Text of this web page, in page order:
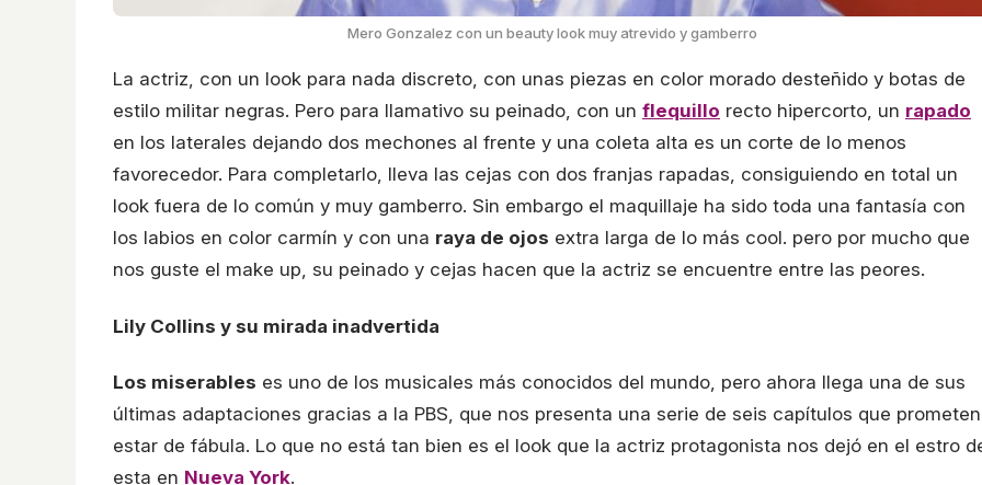
Mero Gonzalez con un beauty look muy atrevido y gamberro
La actriz, con un look para nada discreto, con unas piezas en color morado desteñido y botas de
estilo militar negras. Pero para llamativo su peinado, con un flequillo recto hipercorto, un rapado
en los laterales dejando dos mechones al frente y una coleta alta es un corte de lo menos
favorecedor. Para completarlo, lleva las cejas con dos franjas rapadas, consiguiendo en total un
look fuera de lo común y muy gamberro. Sin embargo el maquillaje ha sido toda una fantasía con
los labios en color carmín y con una raya de ojos extra larga de lo más cool. pero por mucho que
nos guste el make up, su peinado y cejas hacen que la actriz se encuentre entre las peores.
Lily Collins y su mirada inadvertida
Los miserables es uno de los musicales más conocidos del mundo, pero ahora llega una de sus
últimas adaptaciones gracias a la PBS, que nos presenta una serie de seis capítulos que prometen
estar de fábula. Lo que no está tan bien es el look que la actriz protagonista nos dejó en el estro
esta en Nueva York.